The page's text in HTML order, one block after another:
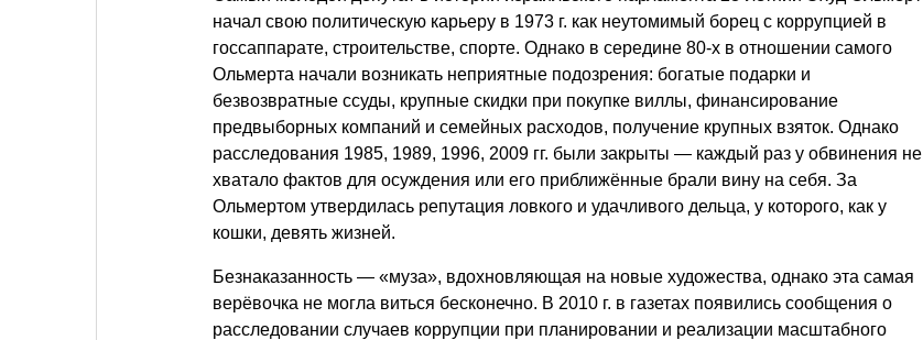
начал свою политическую карьеру в 1973 г. как неутомимый борец с коррупцией в
госсаппарате, строительстве, спорте. Однако в середине 80-х в отношении самого
Ольмерта начали возникать неприятные подозрения: богатые подарки и
безвозвратные ссуды, крупные скидки при покупке виллы, финансирование
предвыборных компаний и семейных расходов, получение крупных взяток. Однако
расследования 1985, 1989, 1996, 2009 гг. были закрыты — каждый раз у обвинения не
хватало фактов для осуждения или его приближённые брали вину на себя. За
Ольмертом утвердилась репутация ловкого и удачливого дельца, у которого, как у
кошки, девять жизней.
Безнаказанность — «муза», вдохновляющая на новые художества, однако эта самая
верёвочка не могла виться бесконечно. В 2010 г. в газетах появились сообщения о
расследовании случаев коррупции при планировании и реализации масштабного